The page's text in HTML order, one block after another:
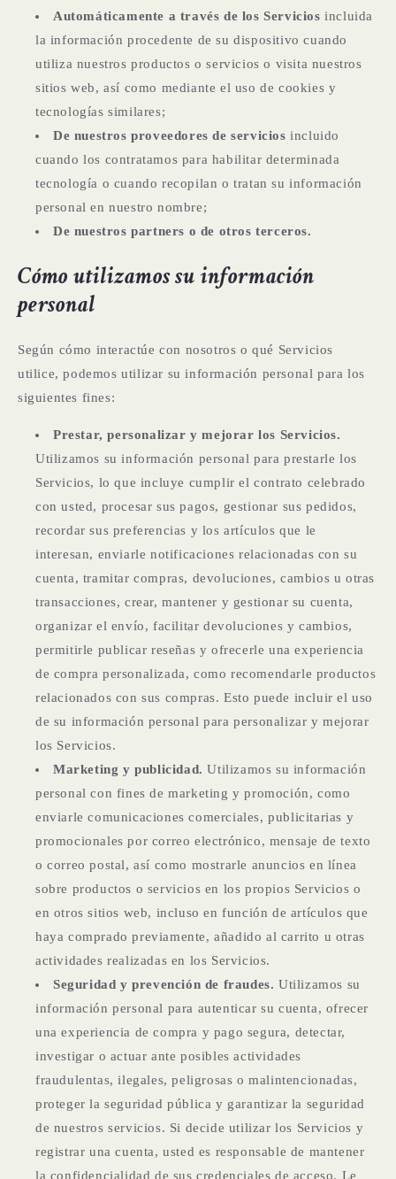
Automáticamente a través de los Servicios incluida
la información procedente de su dispositivo cuando
utiliza nuestros productos o servicios o visita nuestros
sitios web, así como mediante el uso de cookies y
tecnologías similares;
De nuestros proveedores de servicios incluido
cuando los contratamos para habilitar determinada
tecnología o cuando recopilan o tratan su información
personal en nuestro nombre;
De nuestros partners o de otros terceros.
Cómo utilizamos su información
personal
Según cómo interactúe con nosotros o qué Servicios
utilice, podemos utilizar su información personal para los
siguientes fines:
Prestar, personalizar y mejorar los Servicios.
Utilizamos su información personal para prestarle los
Servicios, lo que incluye cumplir el contrato celebrado
con usted, procesar sus pagos, gestionar sus pedidos,
recordar sus preferencias y los artículos que le
interesan, enviarle notificaciones relacionadas con su
cuenta, tramitar compras, devoluciones, cambios u otras
transacciones, crear, mantener y gestionar su cuenta,
organizar el envío, facilitar devoluciones y cambios,
permitirle publicar reseñas y ofrecerle una experiencia
de compra personalizada, como recomendarle productos
relacionados con sus compras. Esto puede incluir el uso
de su información personal para personalizar y mejorar
los Servicios.
Marketing y publicidad. Utilizamos su información
personal con fines de marketing y promoción, como
enviarle comunicaciones comerciales, publicitarias y
promocionales por correo electrónico, mensaje de texto
o correo postal, así como mostrarle anuncios en línea
sobre productos o servicios en los propios Servicios o
en otros sitios web, incluso en función de artículos que
haya comprado previamente, añadido al carrito u otras
actividades realizadas en los Servicios.
Seguridad y prevención de fraudes. Utilizamos su
información personal para autenticar su cuenta, ofrecer
una experiencia de compra y pago segura, detectar,
investigar o actuar ante posibles actividades
fraudulentas, ilegales, peligrosas o malintencionadas,
proteger la seguridad pública y garantizar la seguridad
de nuestros servicios. Si decide utilizar los Servicios y
registrar una cuenta, usted es responsable de mantener
la confidencialidad de sus credenciales de acceso. Le